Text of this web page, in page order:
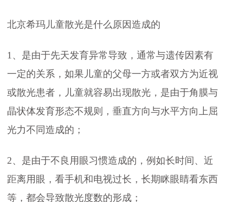
北京希玛儿童散光是什么原因造成的
1、是由于先天发育异常导致，通常与遗传因素有
一定的关系，如果儿童的父母一方或者双方为近视
或散光患者，儿童就容易出现散光，是由于角膜与
晶状体发育形态不规则，垂直方向与水平方向上屈
光力不同造成的；
2、是由于不良用眼习惯造成的，例如长时间、近
距离用眼，看手机和电视过长，长期眯眼睛看东西
等，都会导致散光度数的形成；